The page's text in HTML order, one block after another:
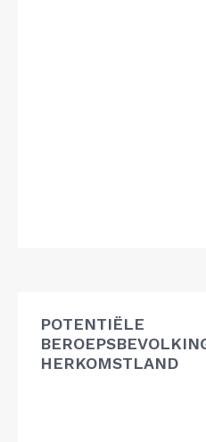
POTENTIËLE
HERKOMSTLAND